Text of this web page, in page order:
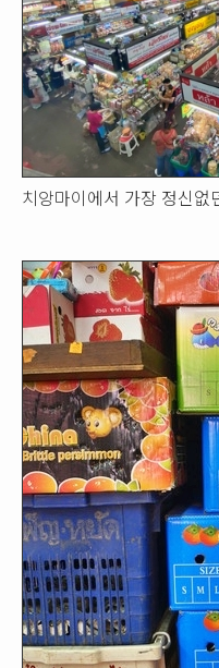
치앙마이에서 가장 정신없